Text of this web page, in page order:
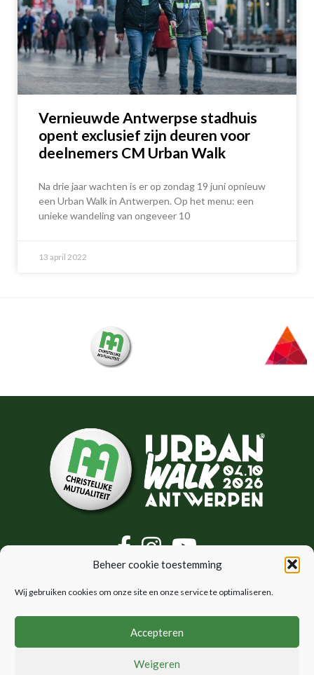
Beheer cookie toestemming
Wij gebruiken cookies om onze site en onze service te optimaliseren.
Accepteren
Weigeren
Vernieuwde Antwerpse stadhuis
opent exclusief zijn deuren voor
deelnemers CM Urban Walk
Na drie jaar wachten is er op zondag 19 juni opnieuw
een Urban Walk in Antwerpen. Op het menu: een
unieke wandeling van ongeveer 10
13 april 2022
CM Urban Walk
Locaties
Algemene voorwaarden
Cookiebeleid